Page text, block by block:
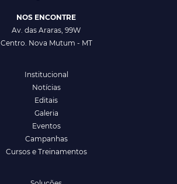
NOS ENCONTRE
Av. das Araras, 99W
Centro. Nova Mutum - MT
Institucional
Notícias
Editais
Galeria
Eventos
Campanhas
Cursos e Treinamentos